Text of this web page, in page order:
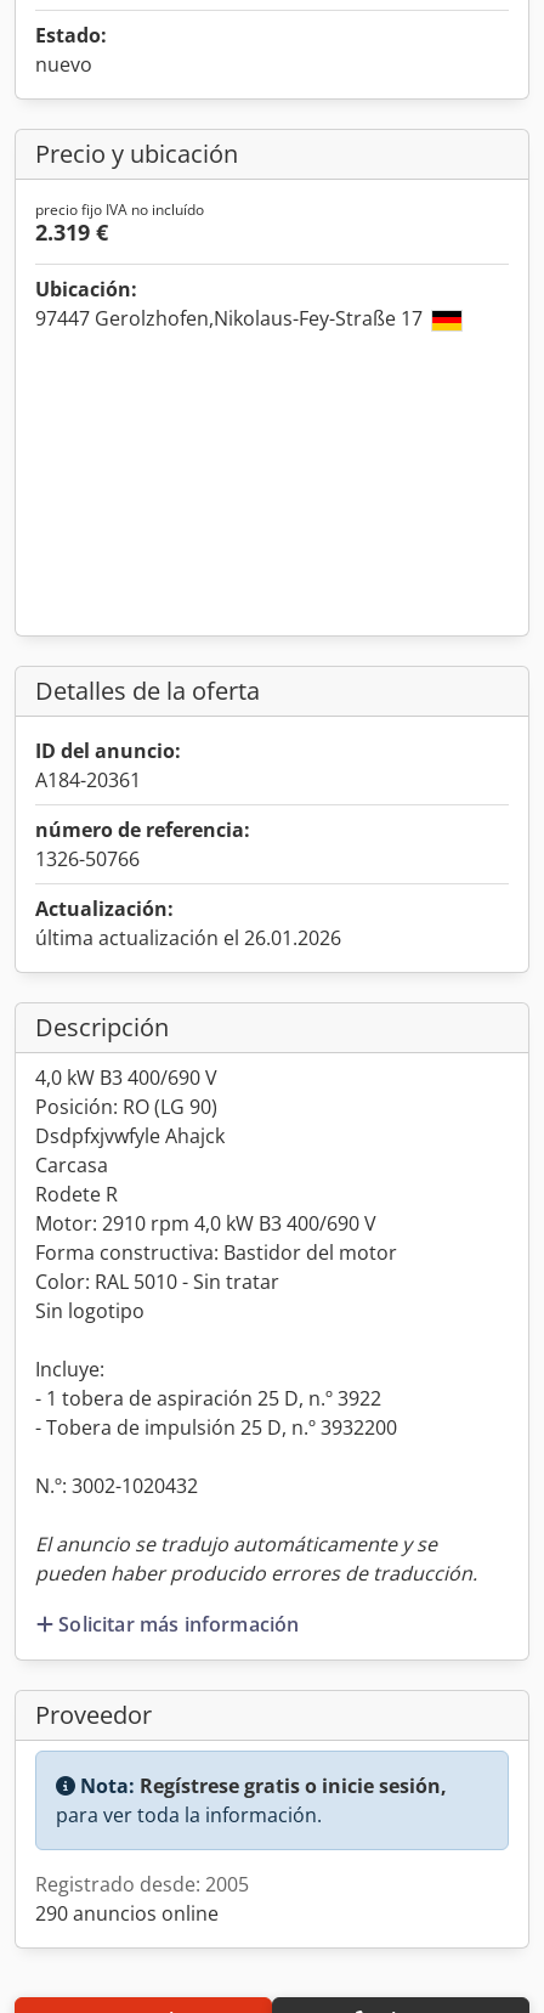
Estado:
nuevo
Precio y ubicación
precio fijo IVA no incluído
2.319 €
Ubicación:
97447 Gerolzhofen,Nikolaus-Fey-Straße 17
Detalles de la oferta
ID del anuncio:
A184-20361
número de referencia:
1326-50766
Actualización:
última actualización el 26.01.2026
Descripción
4,0 kW B3 400/690 V
Posición: RO (LG 90)
Dsdpfxjvwfyle Ahajck
Carcasa
Rodete R
Motor: 2910 rpm 4,0 kW B3 400/690 V
Forma constructiva: Bastidor del motor
Color: RAL 5010 - Sin tratar
Sin logotipo
Incluye:
- 1 tobera de aspiración 25 D, n.º 3922
- Tobera de impulsión 25 D, n.º 3932200
N.º: 3002-1020432
El anuncio se tradujo automáticamente y se
pueden haber producido errores de traducción.
Solicitar más información
Proveedor
Nota: Regístrese gratis o inicie sesión,
para ver toda la información.
Registrado desde: 2005
290 anuncios online